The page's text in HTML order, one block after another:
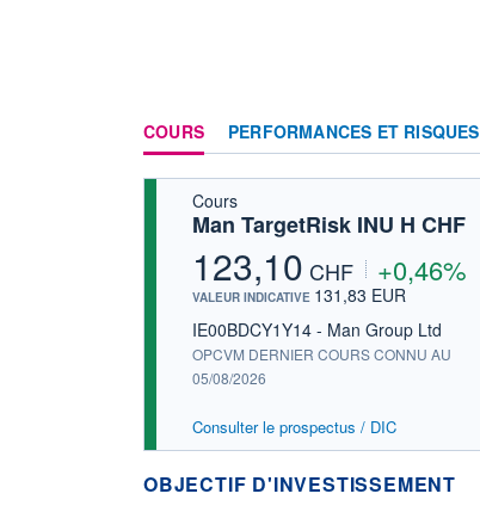
COURS PERFORMANCES ET RISQUES
Cours
Man TargetRisk INU H CHF
123,10 CHF +0,46%
VALEUR INDICATIVE 131,83 EUR
IE00BDCY1Y14 - Man Group Ltd
OPCVM DERNIER COURS CONNU AU
05/08/2026
Consulter le prospectus / DIC
OBJECTIF D'INVESTISSEMENT